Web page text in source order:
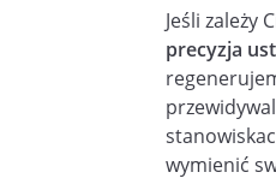
Jeśli zależy
precyzja
wymienić